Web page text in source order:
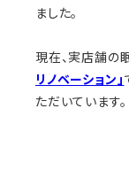
ました。
現在、実店舗の
リノベーション」
ただいています。